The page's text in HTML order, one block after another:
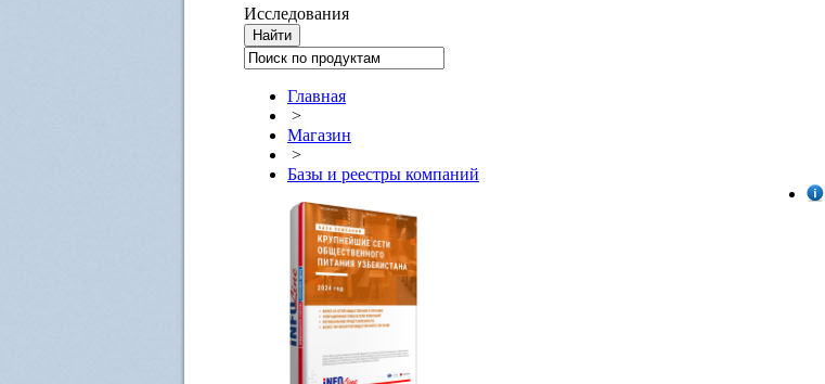
Исследования
Главная
>
Магазин
>
Базы и реестры компаний